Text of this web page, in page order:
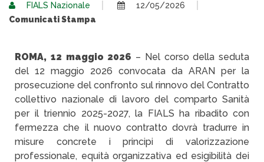
FIALS Nazionale
12/05/2026
Comunicati Stampa
ROMA, 12 maggio 2026 – Nel corso della seduta
del 12 maggio 2026 convocata da ARAN per la
prosecuzione del confronto sul rinnovo del Contratto
collettivo nazionale di lavoro del comparto Sanità
per il triennio 2025-2027, la FIALS ha ribadito con
fermezza che il nuovo contratto dovrà tradurre in
misure concrete i principi di valorizzazione
professionale, equità organizzativa ed esigibilità dei